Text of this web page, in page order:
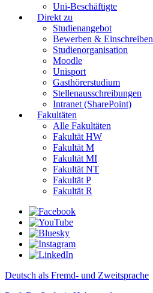
Uni-Beschäftigte
Direkt zu
Studienangebot
Bewerben & Einschreiben
Studienorganisation
Moodle
Unisport
Gasthörerstudium
Stellenausschreibungen
Intranet (SharePoint)
Fakultäten
Alle Fakultäten
Fakultät HW
Fakultät M
Fakultät MI
Fakultät NT
Fakultät P
Fakultät R
Deutsch als Fremd- und Zweitsprache